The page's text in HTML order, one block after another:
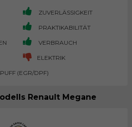
ZUVERLÄSSIGKEIT
PRAKTIKABILITÄT
VERBRAUCH
ELEKTRIK
(EGR/DPF)
Renault Megane